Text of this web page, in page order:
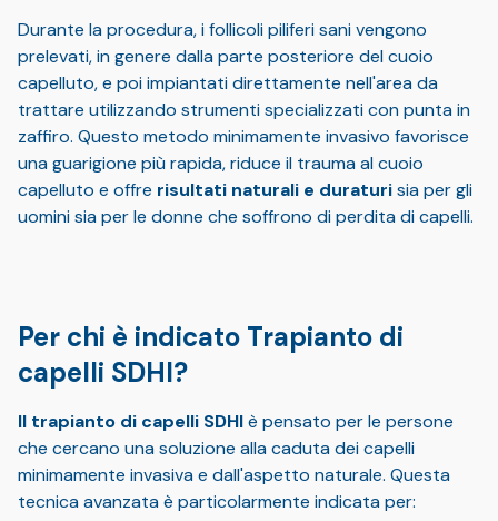
Durante la procedura, i follicoli piliferi sani vengono
prelevati, in genere dalla parte posteriore del cuoio
capelluto, e poi impiantati direttamente nell'area da
trattare utilizzando strumenti specializzati con punta in
zaffiro. Questo metodo minimamente invasivo favorisce
una guarigione più rapida, riduce il trauma al cuoio
capelluto e offre risultati naturali e duraturisia per gli
uomini sia per le donne che soffrono di perdita di capelli.
Per chi è indicato Trapianto di
capelli SDHI?
Il trapianto di capelli SDHIè pensato per le persone
che cercano una soluzione alla caduta dei capelli
minimamente invasiva e dall'aspetto naturale. Questa
tecnica avanzata è particolarmente indicata per: